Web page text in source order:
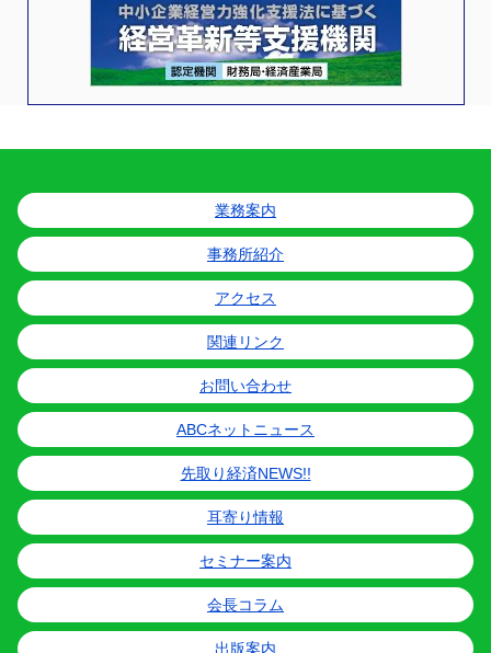
業務案内
事務所紹介
アクセス
関連リンク
お問い合わせ
ABCネットニュース
先取り経済NEWS!!
耳寄り情報
セミナー案内
会長コラム
出版案内